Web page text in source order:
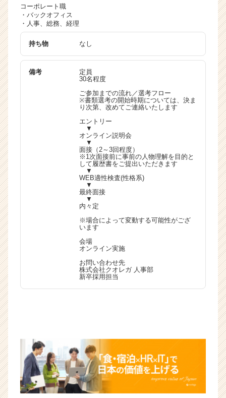
コーポレート職
・バックオフィス
・人事、総務、経理
持ち物 なし
備考
定員
30名程度
ご参加までの流れ／選考フロー
※書類選考の開始時期については、決ま
り次第、改めてご連絡いたします
エントリー
▼
オンライン説明会
▼
面接（2～3回程度）
※1次面接前に事前の人物理解を目的と
して履歴書をご提出いただきます
▼
WEB適性検査(性格系)
▼
最終面接
▼
内々定
※場合によって変動する可能性がござ
います
会場
オンライン実施
お問い合わせ先
株式会社クオレガ 人事部
新卒採用担当